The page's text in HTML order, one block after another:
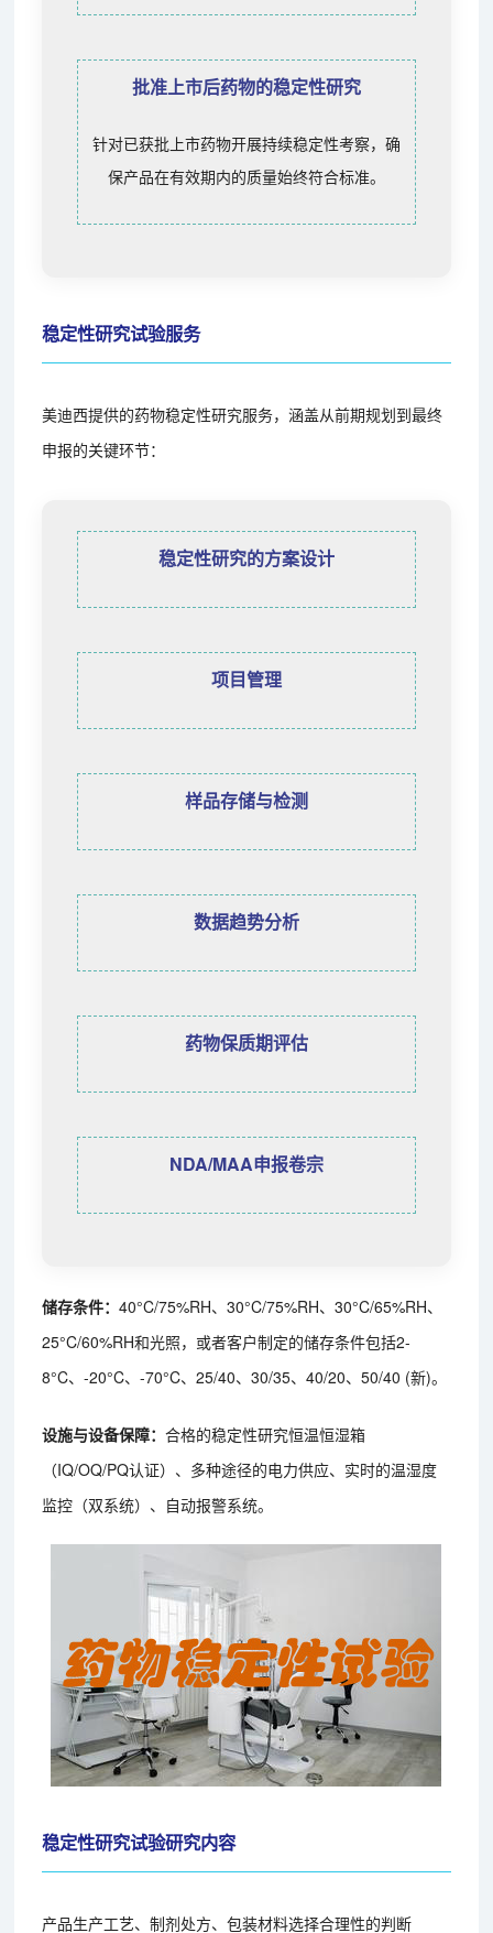
批准上市后药物的稳定性研究
针对已获批上市药物开展持续稳定性考察，确
保产品在有效期内的质量始终符合标准。
稳定性研究试验服务
美迪西提供的药物稳定性研究服务，涵盖从前期规划到最终
申报的关键环节：
稳定性研究的方案设计
项目管理
样品存储与检测
数据趋势分析
药物保质期评估
NDA/MAA申报卷宗
储存条件：40°C/75%RH、30°C/75%RH、30°C/65%RH、
25°C/60%RH和光照，或者客户制定的储存条件包括2-
8°C、-20°C、-70°C、25/40、30/35、40/20、50/40 (新)。
设施与设备保障：合格的稳定性研究恒温恒湿箱
（IQ/OQ/PQ认证）、多种途径的电力供应、实时的温湿度
监控（双系统）、自动报警系统。
稳定性研究试验研究内容
产品生产工艺、制剂处方、包装材料选择合理性的判断